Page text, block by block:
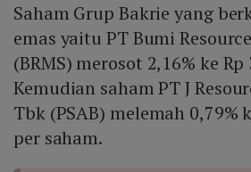
Saham Grup Bakrie yang
emas yaitu PT Bumi
(BRMS) merosot 2,16% ke
Kemudian saham PT J
Tbk (PSAB) melemah 0,79%
per saham.